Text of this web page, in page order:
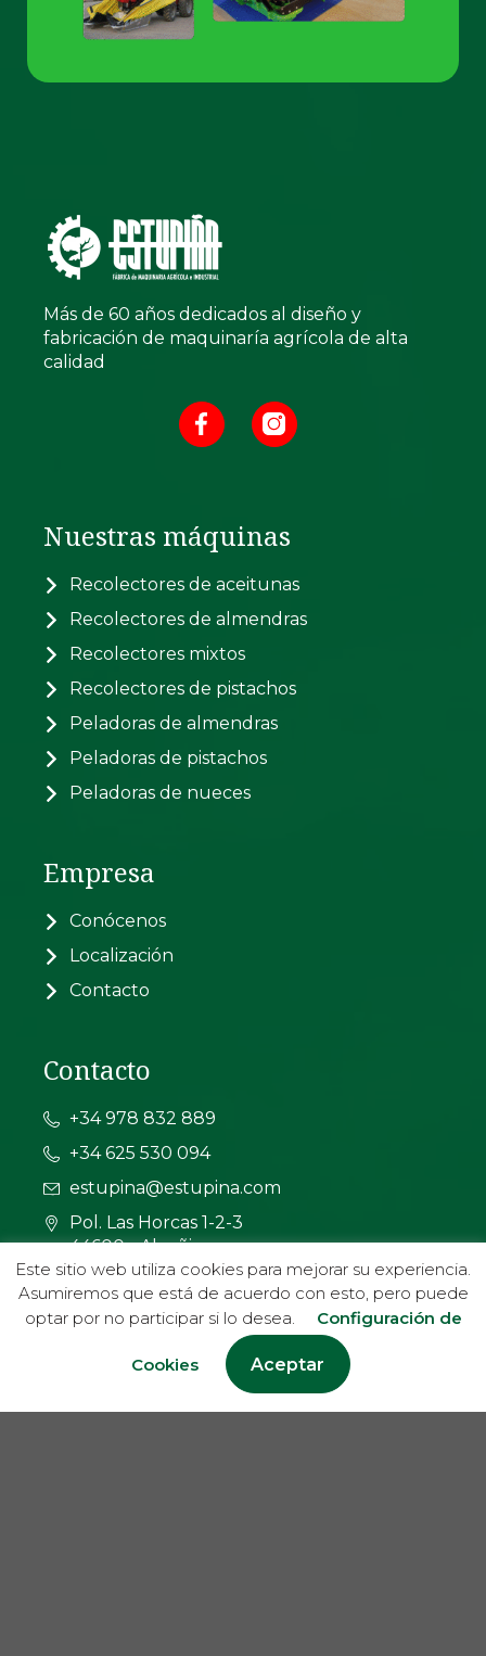
Más de 60 años dedicados al diseño y
fabricación de maquinaría agrícola de alta
calidad
Nuestras máquinas
Recolectores de aceitunas
Recolectores de almendras
Recolectores mixtos
Recolectores de pistachos
Peladoras de almendras
Peladoras de pistachos
Peladoras de nueces
Empresa
Conócenos
Localización
Contacto
Contacto
+34 978 832 889
+34 625 530 094
estupina@estupina.com
Pol. Las Horcas 1-2-3
44600 - Alcañiz
Teruel
Este sitio web utiliza cookies para mejorar su experiencia.
Asumiremos que está de acuerdo con esto, pero puede
optar por no participar si lo desea.
Configuración de
Cookies Aceptar
Asesoramiento en línea